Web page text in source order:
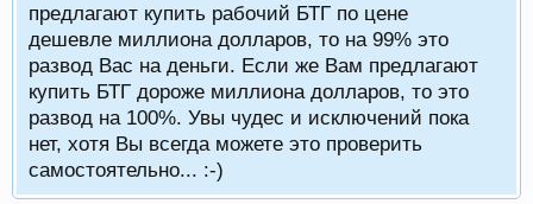
предлагают купить рабочий БТГ по цене
дешевле миллиона долларов, то на 99% это
развод Вас на деньги. Если же Вам предлагают
купить БТГ дороже миллиона долларов, то это
развод на 100%. Увы чудес и исключений пока
нет, хотя Вы всегда можете это проверить
самостоятельно... :-)